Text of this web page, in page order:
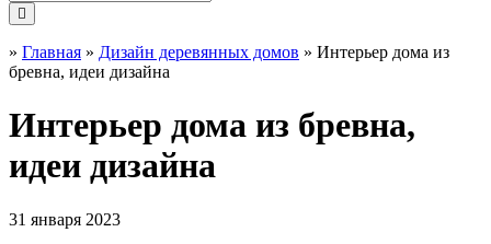
» Главная » Дизайн деревянных домов » Интерьер дома из
бревна, идеи дизайна
Интерьер дома из бревна,
идеи дизайна
31 января 2023